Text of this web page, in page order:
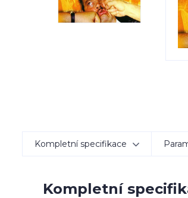
Kompletní specifikace
Kompletní